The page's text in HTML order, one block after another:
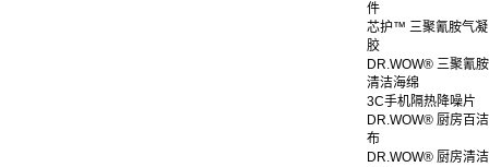
件
芯护™ 三聚氰胺气凝
胶
DR.WOW® 三聚氰胺
清洁海绵
3C手机隔热降噪片
DR.WOW® 厨房百洁
布
DR.WOW® 厨房清洁